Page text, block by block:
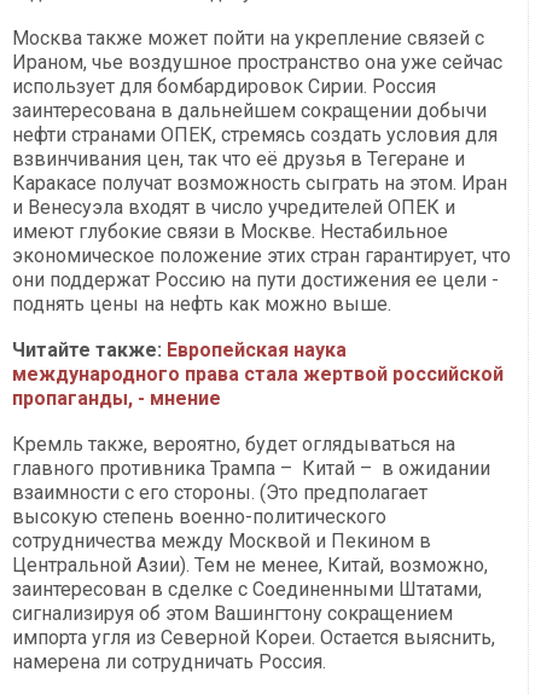
Москва также может пойти на укрепление связей с
Ираном, чье воздушное пространство она уже сейчас
использует для бомбардировок Сирии. Россия
заинтересована в дальнейшем сокращении добычи
нефти странами ОПЕК, стремясь создать условия для
взвинчивания цен, так что её друзья в Тегеране и
Каракасе получат возможность сыграть на этом. Иран
и Венесуэла входят в число учредителей ОПЕК и
имеют глубокие связи в Москве. Нестабильное
экономическое положение этих стран гарантирует, что
они поддержат Россию на пути достижения ее цели -
поднять цены на нефть как можно выше.
Читайте также: Европейская наука
международного права стала жертвой российской
пропаганды, - мнение
Кремль также, вероятно, будет оглядываться на
главного противника Трампа – Китай – в ожидании
взаимности с его стороны. (Это предполагает
высокую степень военно-политического
сотрудничества между Москвой и Пекином в
Центральной Азии). Тем не менее, Китай, возможно,
заинтересован в сделке с Соединенными Штатами,
сигнализируя об этом Вашингтону сокращением
импорта угля из Северной Кореи. Остается выяснить,
намерена ли сотрудничать Россия.